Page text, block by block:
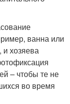
ванна или
хозяева
– чтобы те не
во время